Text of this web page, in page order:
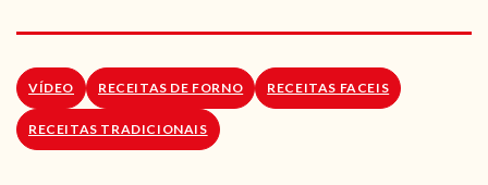
RECEITAS VEGGIE
SOBRE NÓS
LOJA ONLINE
VÍDEO RECEITAS DE FORNO RECEITAS FACEIS
RECEITAS TRADICIONAIS